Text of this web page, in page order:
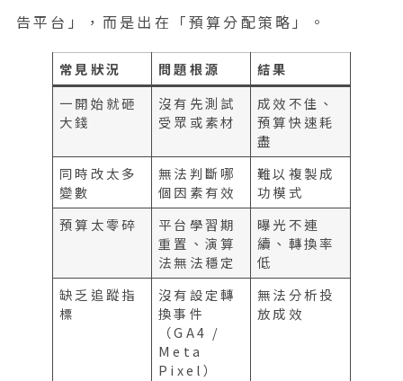
告平台」，而是出在「預算分配策略」。
常見狀況 問題根源
結果
一開始就砸
大錢
沒有先測試
受眾或素材
成效不佳、
預算快速耗
盡
同時改太多
變數
無法判斷哪
個因素有效
難以複製成
功模式
預算太零碎
平台學習期
重置、演算
法無法穩定
曝光不連
續、轉換率
低
缺乏追蹤指
標
沒有設定轉
換事件
（GA4 /
Meta
Pixel）
無法分析投
放成效